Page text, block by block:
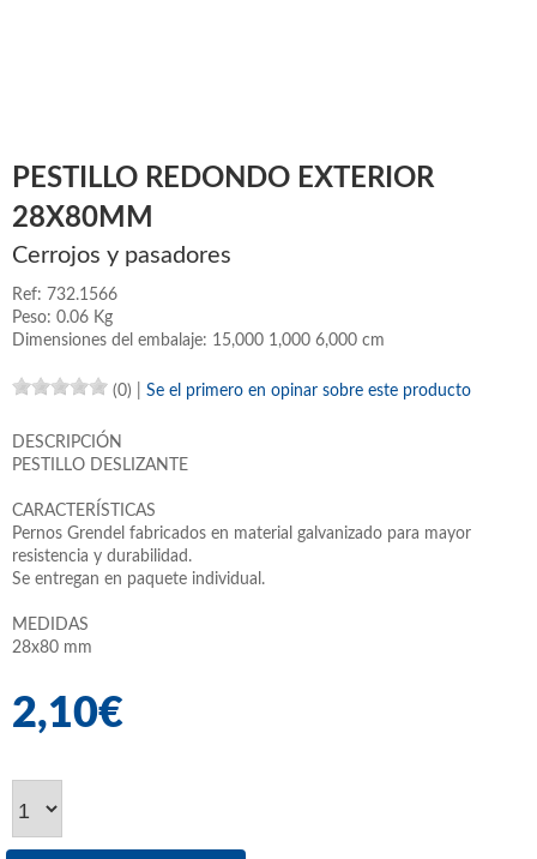
PESTILLO REDONDO EXTERIOR
28X80MM
Cerrojos y pasadores
Ref: 732.1566
Peso: 0.06 Kg
Dimensiones del embalaje: 15,000 1,000 6,000 cm
(0) Se el primero en opinar sobre este producto
DESCRIPCIÓN
PESTILLO DESLIZANTE
CARACTERÍSTICAS
Pernos Grendel fabricados en material galvanizado para mayor
resistencia y durabilidad.
Se entregan en paquete individual.
MEDIDAS
28x80 mm
2,10€